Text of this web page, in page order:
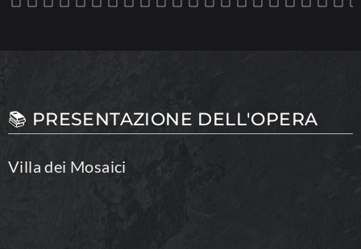
📚 PRESENTAZIONE DELL'OPERA
Villa dei Mosaici